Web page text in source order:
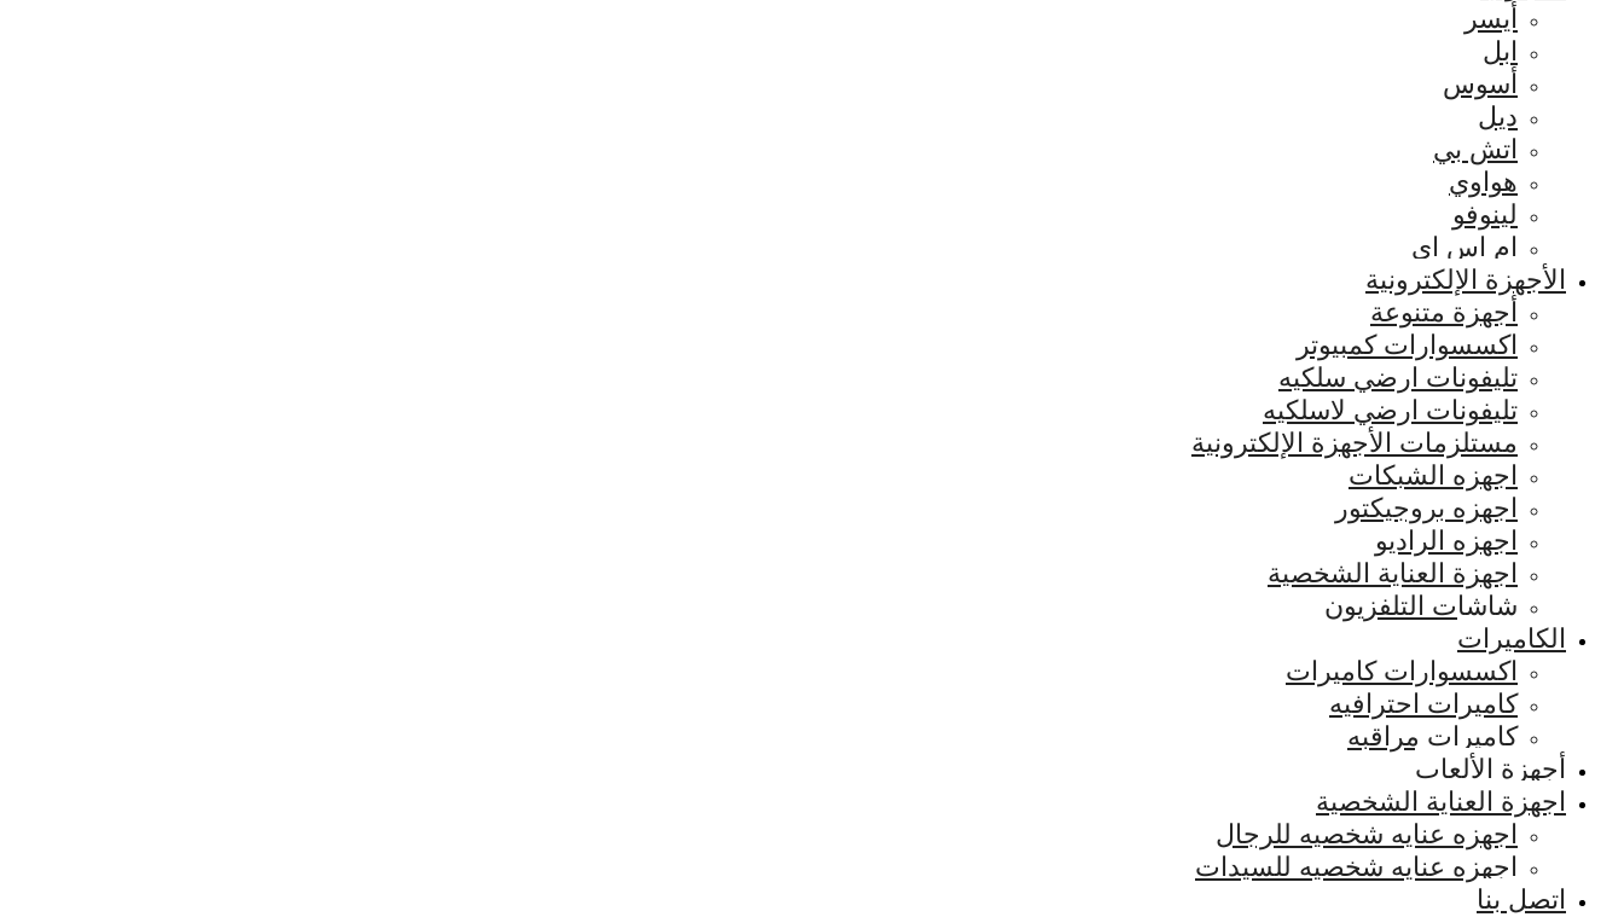
أيسر
ابل
أسوس
ديل
اتش بي
هواوي
لينوفو
ام اس اي
الأجهزة الإلكترونية
أجهزة متنوعة
اكسسوارات كمبيوتر
تليفونات ارضي سلكيه
تليفونات ارضي لاسلكيه
مستلزمات الأجهزة الإلكترونية
اجهزه الشبكات
اجهزه بروجيكتور
اجهزه الراديو
اجهزة العناية الشخصية
شاشات التلفزيون
الكاميرات
اكسسوارات كاميرات
كاميرات احترافيه
كاميرات مراقبه
أجهزة الألعاب
اجهزة العناية الشخصية
اجهزه عنايه شخصيه للرجال
اجهزه عنايه شخصيه للسيدات
اتصل بنا